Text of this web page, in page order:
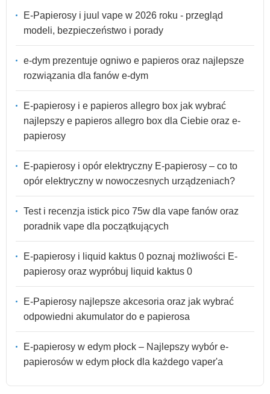
E-Papierosy i juul vape w 2026 roku - przegląd
modeli, bezpieczeństwo i porady
e-dym prezentuje ogniwo e papieros oraz najlepsze
rozwiązania dla fanów e-dym
E-papierosy i e papieros allegro box jak wybrać
najlepszy e papieros allegro box dla Ciebie oraz e-
papierosy
E-papierosy i opór elektryczny E-papierosy – co to
opór elektryczny w nowoczesnych urządzeniach?
Test i recenzja istick pico 75w dla vape fanów oraz
poradnik vape dla początkujących
E-papierosy i liquid kaktus 0 poznaj możliwości E-
papierosy oraz wypróbuj liquid kaktus 0
E-Papierosy najlepsze akcesoria oraz jak wybrać
odpowiedni akumulator do e papierosa
E-papierosy w edym płock – Najlepszy wybór e-
papierosów w edym płock dla każdego vaper'a